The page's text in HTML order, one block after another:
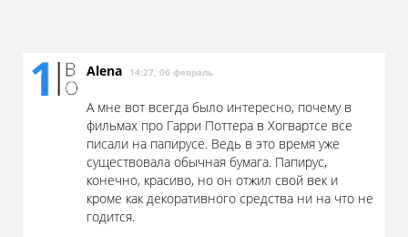
Alena 14:27, 06 февраль
А мне вот всегда было интересно, почему в
фильмах про Гарри Поттера в Хогвартсе все
писали на папирусе. Ведь в это время уже
существовала обычная бумага. Папирус,
конечно, красиво, но он отжил свой век и
кроме как декоративного средства ни на что не
годится.